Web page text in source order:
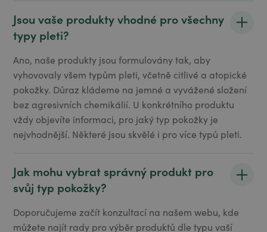
Jsou vaše produkty vhodné pro všechny
typy pleti?
Ano, naše produkty jsou formulovány tak, aby
vyhovovaly všem typům pleti, včetně citlivé a atopické
pokožky. Důraz kládeme na jemné a vyvážené složení
bez agresivních chemikálií. U konkrétního produktu
vždy objevíte informaci, pro jaký typ pokožky je
nejvhodnější. Některé jsou skvělé i pro více typů pleti.
Jak mohu vybrat správný produkt pro
svůj typ pokožky?
Doporučujeme začít konzultací na našem webu, kde
můžete najít rady pro výběr produktů dle typu vaší